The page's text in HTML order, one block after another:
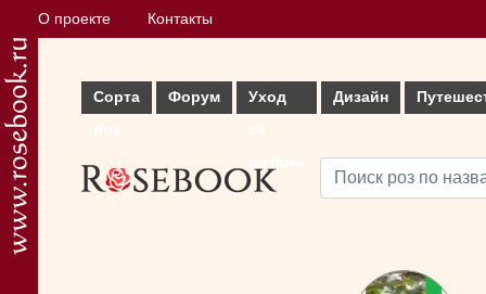
О проекте Контакты
Сорта
Форум
Уход
Дизайн